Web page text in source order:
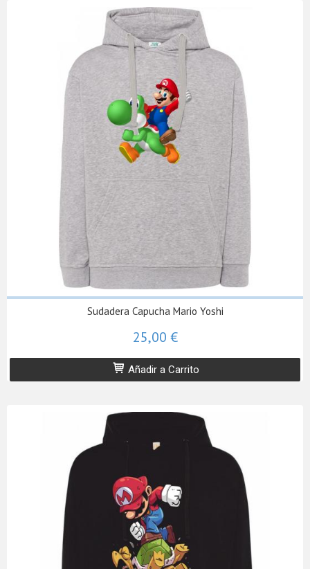
Sudadera Capucha Mario Yoshi
25,00 €
Añadir a Carrito